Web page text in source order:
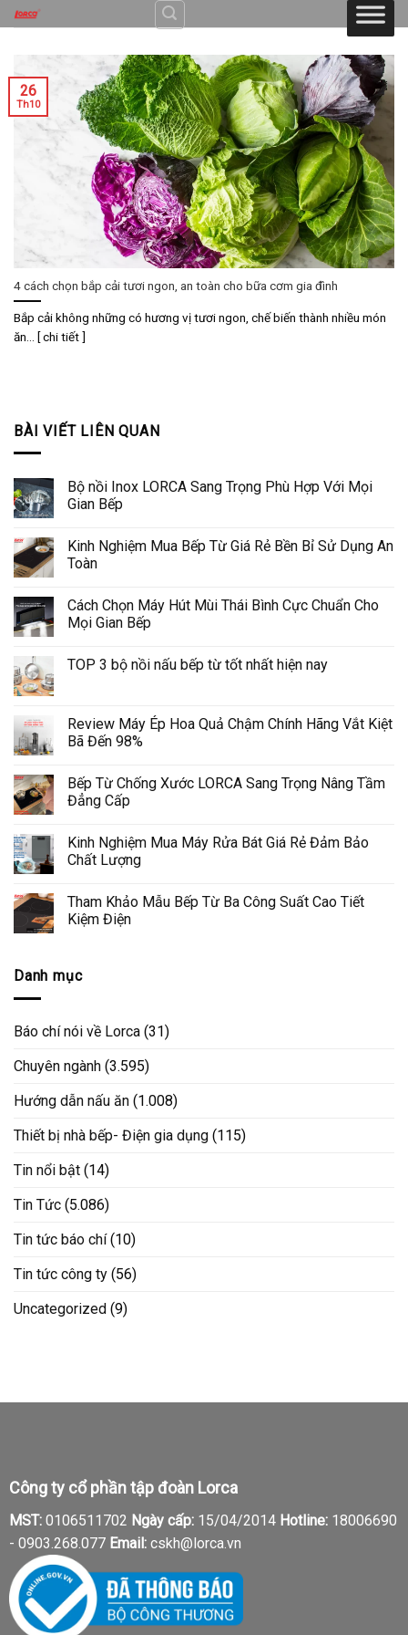
Skip
to
content
4 cách chọn bắp cải tươi ngon, an toàn cho bữa cơm gia đình
Bắp cải không những có hương vị tươi ngon, chế biến thành nhiều món
ăn... [ chi tiết ]
26
Th10
BÀI VIẾT LIÊN QUAN
Bộ nồi Inox LORCA Sang Trọng Phù Hợp Với Mọi
Gian Bếp
Kinh Nghiệm Mua Bếp Từ Giá Rẻ Bền Bỉ Sử Dụng An
Toàn
Cách Chọn Máy Hút Mùi Thái Bình Cực Chuẩn Cho
Mọi Gian Bếp
TOP 3 bộ nồi nấu bếp từ tốt nhất hiện nay
Review Máy Ép Hoa Quả Chậm Chính Hãng Vắt Kiệt
Bã Đến 98%
Bếp Từ Chống Xước LORCA Sang Trọng Nâng Tầm
Đẳng Cấp
Kinh Nghiệm Mua Máy Rửa Bát Giá Rẻ Đảm Bảo
Chất Lượng
Tham Khảo Mẫu Bếp Từ Ba Công Suất Cao Tiết
Kiệm Điện
Danh mục
Báo chí nói về Lorca (31)
Chuyên ngành (3.595)
Hướng dẫn nấu ăn (1.008)
Thiết bị nhà bếp- Điện gia dụng (115)
Tin nổi bật (14)
Tin Tức (5.086)
Tin tức báo chí(10)
Tin tức công ty (56)
Uncategorized (9)
Công ty cổ phần tập đoàn Lorca
MST:0106511702 Ngày cấp:15/04/2014 Hotline:18006690
- 0903.268.077 Email:cskh@lorca.vn